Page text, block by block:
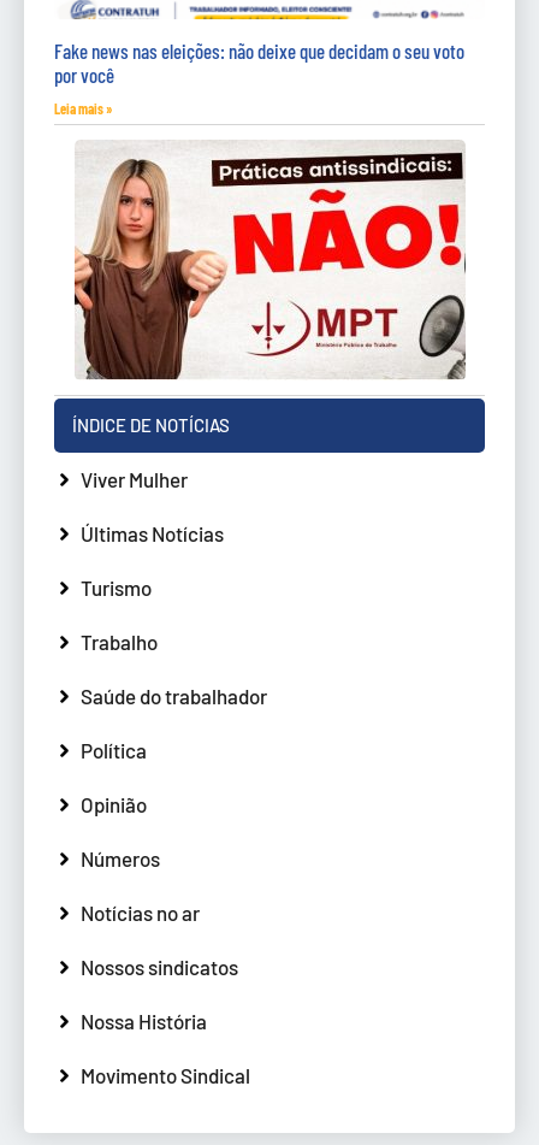
Fake news nas eleições: não deixe que decidam o seu voto
por você
Leia mais »
ÍNDICE DE NOTÍCIAS
Viver Mulher
Últimas Notícias
Turismo
Trabalho
Saúde do trabalhador
Política
Opinião
Números
Notícias no ar
Nossos sindicatos
Nossa História
Movimento Sindical